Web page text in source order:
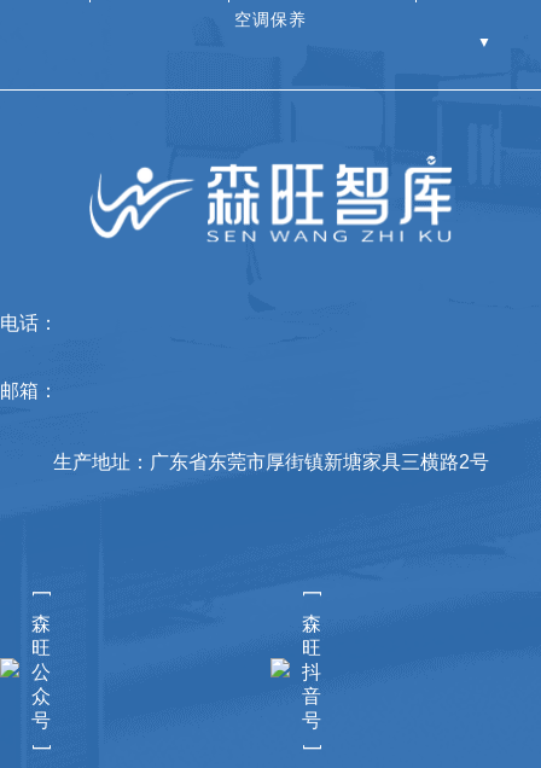
空调保养
▼
电话：
邮箱：
生产地址：广东省东莞市厚街镇新塘家具三横路2号
[
森
旺
公
众
号
]
[
森
旺
抖
音
号
]